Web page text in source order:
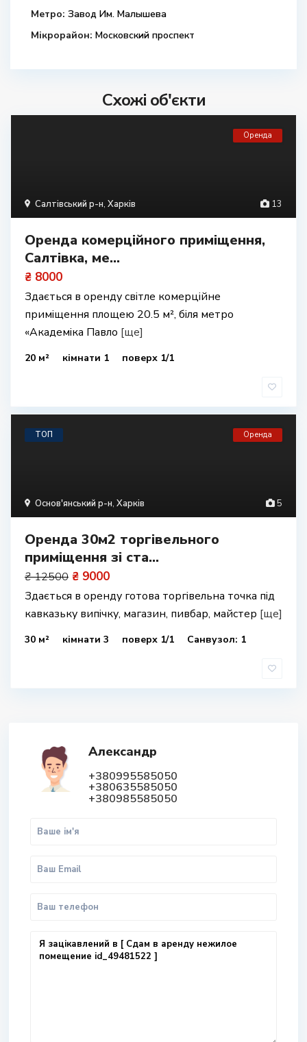
Метро: Завод Им. Малышева
Мікрорайон: Московский проспект
Схожі об'єкти
13
Салтівський р-н, Харків
Оренда
Оренда комерційного приміщення,
Салтівка, ме...
₴ 8000
Здається в оренду світле комерційне
приміщення площею 20.5 м², біля метро
«Академіка Павло [ще]
20 м² кімнати 1 поверх 1/1
5
Основ'янський р-н, Харків
ТОП Оренда
Оренда 30м2 торгівельного
приміщення зі ста...
₴ 12500 ₴ 9000
Здається в оренду готова торгівельна точка під
кавказьку випічку, магазин, пивбар, майстер [ще]
30 м² кімнати 3 поверх 1/1 Санвузол: 1
Александр
+380995585050
+380635585050
+380985585050